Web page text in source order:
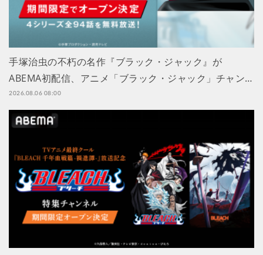
手塚治虫の不朽の名作『ブラック・ジャック』が
ABEMA初配信、アニメ「ブラック・ジャック」チャン…
2026.08.06 08:00